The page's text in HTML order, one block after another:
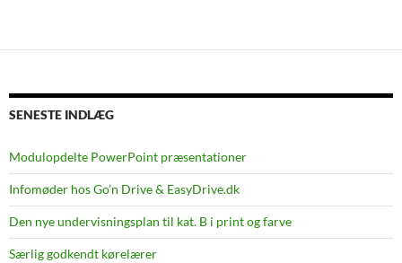
SENESTE INDLÆG
Modulopdelte PowerPoint præsentationer
Infomøder hos Go’n Drive & EasyDrive.dk
Den nye undervisningsplan til kat. B i print og farve
Særlig godkendt kørelærer